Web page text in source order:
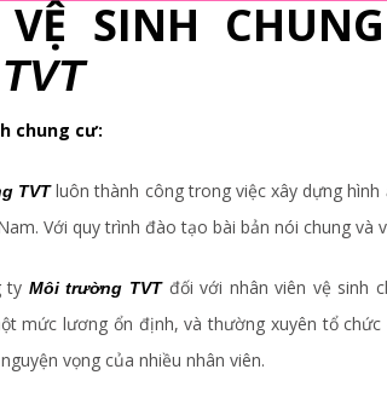
SINH
chung cư:
TVTluôn thành công trong việc xây dựng
Với quy trình đào tạo bài bản nói chung và
ty Môi trường TVT đối với nhân viên vệ sinh
mức lương ổn định, và thường xuyên tổ
vọng của nhiều nhân viên.